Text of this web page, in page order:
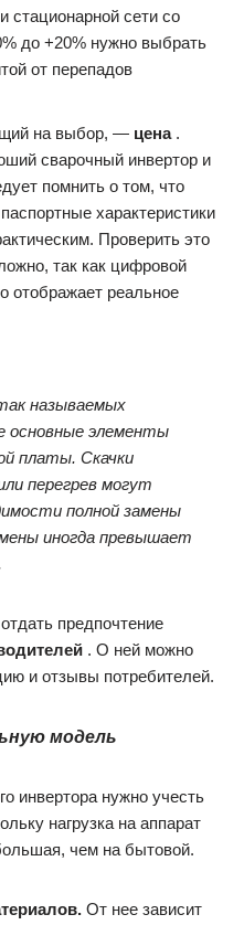
стационарной сети со
до +20% нужно выбрать
от перепадов
на выбор, — цена.
сварочный инвертор и
помнить о том, что
характеристики
Проверить это
так как цифровой
отображает реальное
называемых
основные элементы
платы. Скачки
перегрев могут
полной замены
иногда превышает
предпочтение
. О ней можно
и отзывы потребителей.
модель
инвертора нужно учесть
нагрузка на аппарат
чем на бытовой.
От нее зависит